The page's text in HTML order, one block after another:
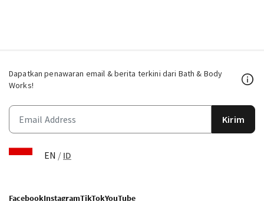
Dapatkan penawaran email & berita terkini dari Bath & Body
Works!
Kirim
EN / ID
FacebookInstagramTikTokYouTube